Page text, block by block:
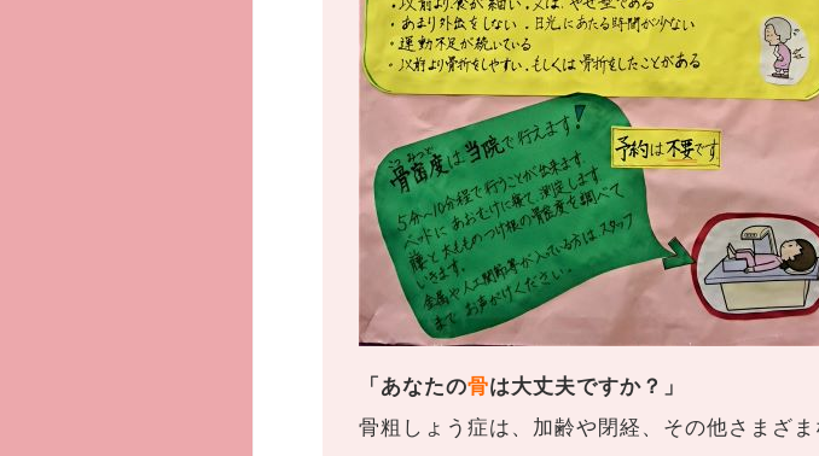
「あなたの骨は大丈夫ですか？」
骨粗しょう症は、加齢や閉経、その他さまざ